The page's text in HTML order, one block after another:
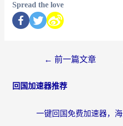
Spread the love
← 前一篇文章
回国加速器推荐